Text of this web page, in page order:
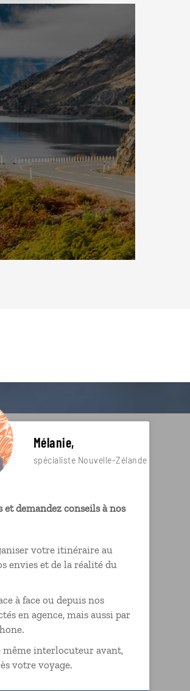
Mélanie,
spécialiste Nouvelle-Zélande
et demandez conseils à nos
votre itinéraire au
envies et de la réalité du
à face ou depuis nos
en agence, mais aussi par
même interlocuteur avant,
votre voyage.